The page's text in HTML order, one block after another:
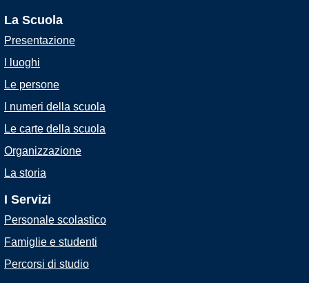
La Scuola
Presentazione
I luoghi
Le persone
I numeri della scuola
Le carte della scuola
Organizzazione
La storia
I Servizi
Personale scolastico
Famiglie e studenti
Percorsi di studio